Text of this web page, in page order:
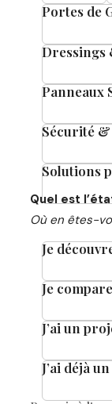
Portes de
Dressings
Panneaux
Sécurité
Solutions
Quel est
Où en êtes-
Je
Je
J’ai un
J’ai déjà